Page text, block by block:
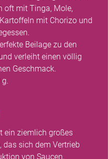
oft mit Tinga, Mole,
mit Chorizo und
Beilage zu den
verleiht einen völlig
Geschmack.
ein ziemlich großes
das sich dem Vertrieb
von Saucen,